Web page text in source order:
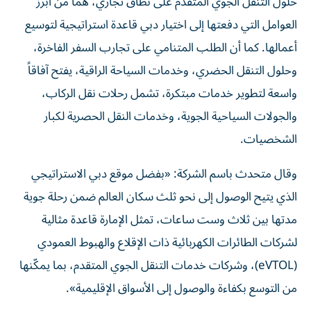
العوامل التي دفعتها إلى اختيار دبي قاعدة استراتيجية لتوسيع
أعمالها. كما أن الطلب المتنامي على تجارب السفر الفاخرة،
وحلول التنقل الحضري، وخدمات السياحة الراقية، يفتح آفاقاً
واسعة لتطوير خدمات مبتكرة، تشمل رحلات نقل الركاب،
والجولات السياحية الجوية، وخدمات النقل الحصرية لكبار
الشخصيات.
وقال متحدث باسم الشركة: «بفضل موقع دبي الاستراتيجي
الذي يتيح الوصول إلى نحو ثلث سكان العالم ضمن رحلة جوية
مدتها بين ثلاث وست ساعات، تمثل الإمارة قاعدة مثالية
لشركات الطائرات الكهربائية ذات الإقلاع والهبوط العمودي
(eVTOL)، وشركات خدمات التنقل الجوي المتقدم، بما يمكّنها
من التوسع بكفاءة والوصول إلى الأسواق الإقليمية».